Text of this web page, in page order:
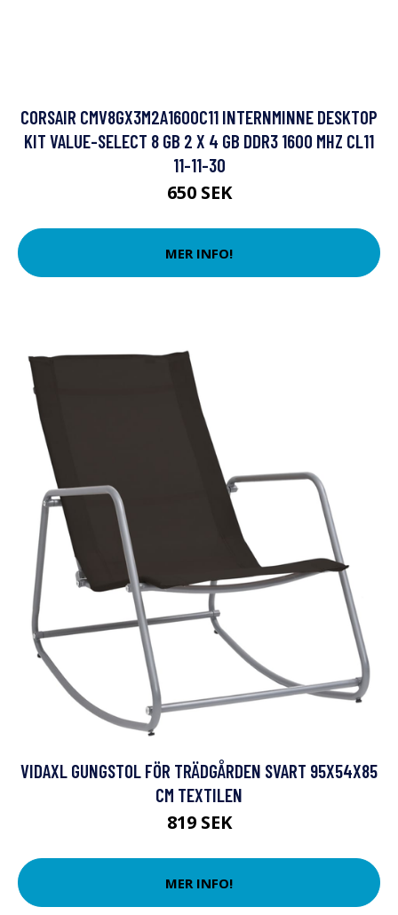
CORSAIR CMV8GX3M2A1600C11 INTERNMINNE DESKTOP
KIT VALUE-SELECT 8 GB 2 X 4 GB DDR3 1600 MHZ CL11
11-11-30
650 SEK
MER INFO!
VIDAXL GUNGSTOL FÖR TRÄDGÅRDEN SVART 95X54X85
CM TEXTILEN
819 SEK
MER INFO!